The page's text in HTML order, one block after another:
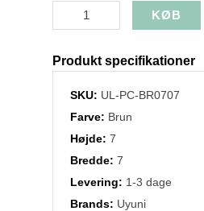
Produkt specifikationer
SKU: UL-PC-BR0707
Farve: Brun
Højde:7
Bredde:7
Levering: 1-3 dage
Brands: Uyuni